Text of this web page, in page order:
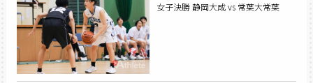
女子決勝 静岡大成 vs 常葉大常葉